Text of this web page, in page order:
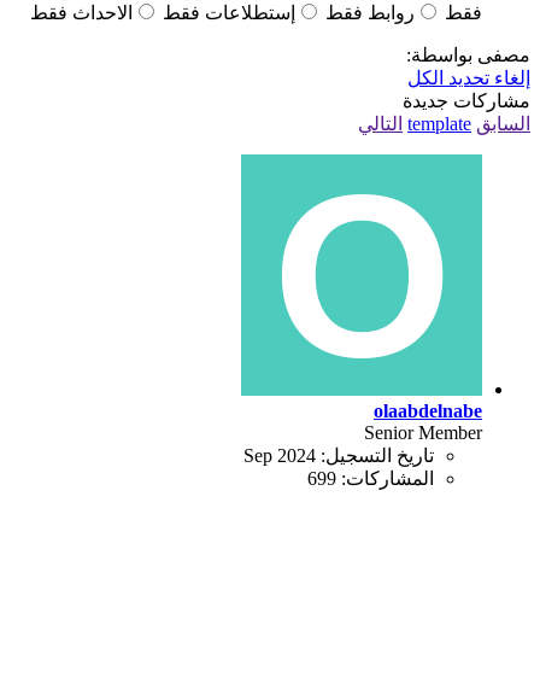
فقط
روابط فقط إستطلاعات فقط الاحداث فقط
مصفى بواسطة:
إلغاء تحديد الكل
مشاركات جديدة
السابق template التالي
olaabdelnabe
Senior Member
تاريخ التسجيل: Sep 2024
المشاركات: 699